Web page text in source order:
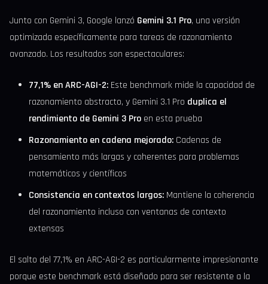
Junto con Gemini 3, Google lanzó Gemini 3.1 Pro, una versión
optimizada específicamente para tareas de razonamiento
avanzado. Los resultados son espectaculares:
77,1% en ARC-AGI-2: Este benchmark mide la capacidad de
razonamiento abstracto, y Gemini 3.1 Pro duplica el
rendimiento de Gemini 3 Pro en esta prueba
Razonamiento en cadena mejorado: Cadenas de
pensamiento más largas y coherentes para problemas
matemáticos y científicos
Consistencia en contextos largos: Mantiene la coherencia
del razonamiento incluso con ventanas de contexto
extensas
El salto del 77,1% en ARC-AGI-2 es particularmente impresionante
porque este benchmark está diseñado para ser resistente a la